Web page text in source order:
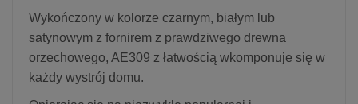
Wykończony w kolorze czarnym, białym lub
satynowym z fornirem z prawdziwego drewna
orzechowego, AE309 z łatwością wkomponuje się w
każdy wystrój domu.